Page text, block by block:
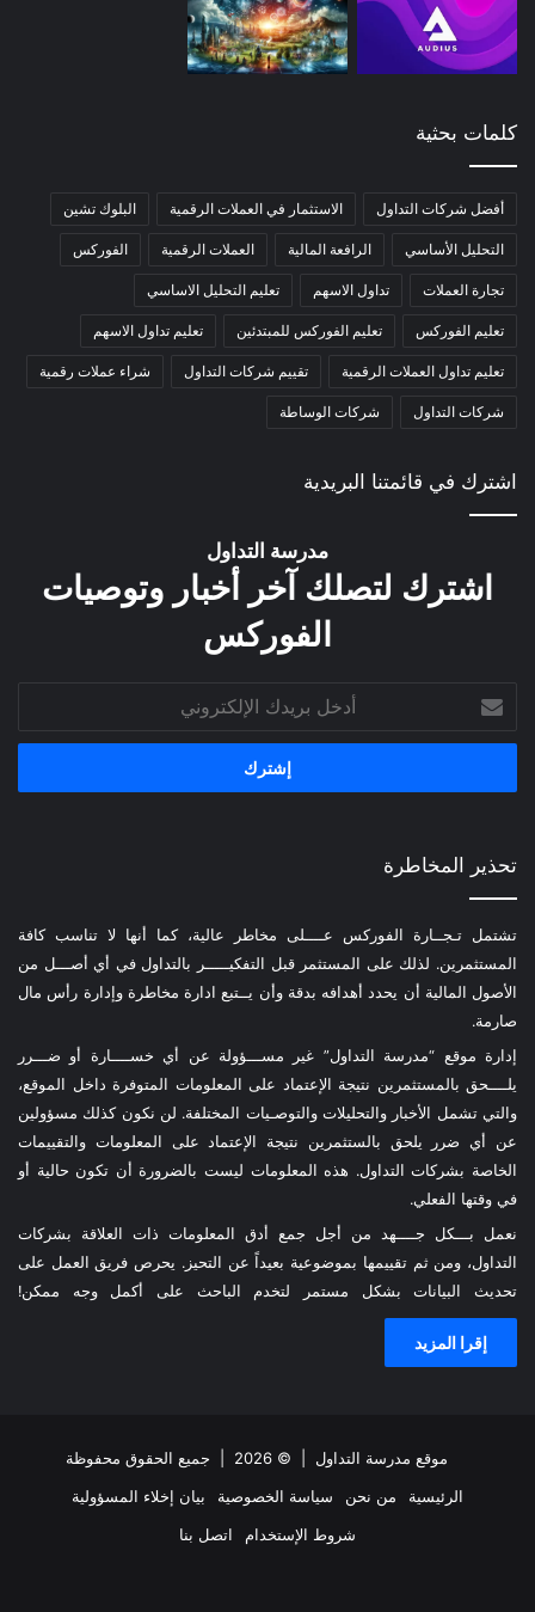
كلمات بحثية
أفضل شركات التداول الاستثمار في العملات الرقمية البلوك تشين
التحليل الأساسي الرافعة المالية العملات الرقمية الفوركس
تجارة العملات تداول الاسهم تعليم التحليل الاساسي
تعليم الفوركس تعليم الفوركس للمبتدئين تعليم تداول الاسهم
تعليم تداول العملات الرقمية تقييم شركات التداول شراء عملات رقمية
شركات التداول شركات الوساطة
اشترك في قائمتنا البريدية
مدرسة التداول
اشترك لتصلك آخر أخبار وتوصيات
الفوركس
بريدك
الإلكتروني
تحذير المخاطرة
تشتمل تـجــارة الفوركس عــــلى مخاطر عالية، كما أنها لا تناسب كافة
المستثمرين. لذلك على المستثمر قبل التفكيـــــر بالتداول في أي أصـــل من
الأصول المالية أن يحدد أهدافه بدقة وأن يــتبع ادارة مخاطرة وإدارة رأس مال
صارمة.
إدارة موقع “مدرسة التداول” غير مســـؤولة عن أي خســــارة أو ضـــرر
يلــــحق بالمستثمرين نتيجة الإعتماد على المعلومات المتوفرة داخل الموقع،
والتي تشمل الأخبار والتحليلات والتوصـيات المختلفة. لن نكون كذلك مسؤولين
عن أي ضرر يلحق بالستثمرين نتيجة الإعتماد على المعلومات والتقييمات
الخاصة بشركات التداول. هذه المعلومات ليست بالضرورة أن تكون حالية أو
في وقتها الفعلي.
نعمل بـــكل جــــهد من أجل جمع أدق المعلومات ذات العلاقة بشركات
التداول، ومن ثم تقييمها بموضوعية بعيداً عن التحيز. يحرص فريق العمل على
تحديث البيانات بشكل مستمر لتخدم الباحث على أكمل وجه ممكن!
إقرا المزيد
موقع مدرسة التداول | © 2026 | جميع الحقوق محفوظة
الرئيسية
من نحن سياسة الخصوصية
بيان إخلاء المسؤولية
شروط الإستخدام
اتصل بنا